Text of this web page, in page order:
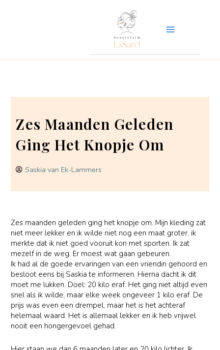
Zes Maanden Geleden
Ging Het Knopje Om
Saskia van Ek-Lammers
Zes maanden geleden ging het knopje om. Mijn kleding zat
niet meer lekker en ik wilde niet nog een maat groter, ik
merkte dat ik niet goed vooruit kon met sporten. Ik zat
mezelf in de weg. Er moest wat gaan gebeuren.
Ik had al de goede ervaringen van een vriendin gehoord en
besloot eens bij Saskia te informeren. Hierna dacht ik dit
moet me lukken. Doel: 20 kilo eraf. Het ging niet altijd even
snel als ik wilde, maar elke week ongeveer 1 kilo eraf. De
prijs was even een drempel, maar het is het achteraf
helemaal waard. Het is allemaal lekker en ik heb vrijwel
nooit een hongergevoel gehad.